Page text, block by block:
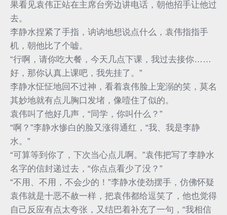
果看见袁伟正站在主席台旁边讲电话，朝他招手让他过
去。
李静水捏紧了手指，讷讷地想说点什么，袁伟指指手
机，朝他比了个嘘。
“行啊，请你吃大餐，今天几点下课，我过去接你……
好，那你认真上课吧，我先挂了。”
李静水怔怔地回不过神，看着袁伟脸上宠溺的笑，莫名
其妙地就有点儿胸口发堵，像噎住了似的。
袁伟叫了他好几声，“同学，你叫什么？”
“啊？”李静水惨白的脸又涨得通红，“我、我是李静
水。”
“可算等到你了，下次当心点儿啊。”袁伟把写了李静水
名字的信封递过去，“你点点看少了没？”
“不用、不用，不会少的！”李静水使劲摆手，仿佛怀疑
袁伟就是十恶不赦一样，把袁伟都给逗笑了，他也觉得
自己反应有点太夸张，又结巴着补充了一句，“我相信